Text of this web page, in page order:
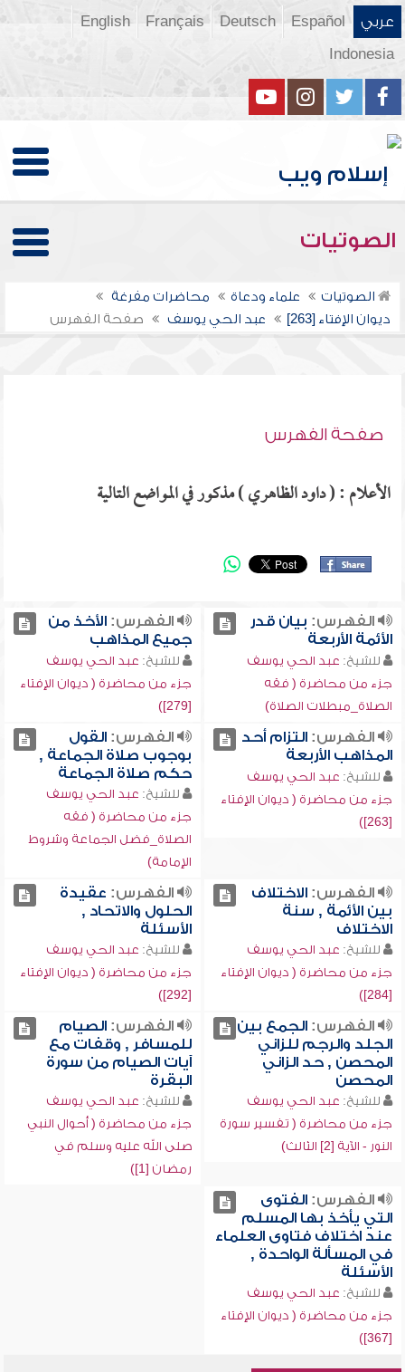
عربي Español
Deutsch
Français
English
Indonesia
الصوتيات
الصوتيات علماء ودعاة
محاضرات مفرغة
ديوان الإفتاء [263]
عبد الحي يوسف صفحة الفهرس
صفحة الفهرس
الأعلام : ( داود الظاهري ) مذكور في المواضع التالية
الفهرس: بيان قدر
الأئمة الأربعة
للشيخ: عبد الحي يوسف
جزء من محاضرة ( فقه
الصلاة_مبطلات الصلاة)
الفهرس:الأخذ من
جميع المذاهب
للشيخ: عبد الحي يوسف
جزء من محاضرة ( ديوان الإفتاء
[279])
الفهرس:التزام أحد
المذاهب الأربعة
للشيخ: عبد الحي يوسف
جزء من محاضرة ( ديوان الإفتاء
[263])
الفهرس:القول
بوجوب صلاة الجماعة ,
حكم صلاة الجماعة
للشيخ: عبد الحي يوسف
جزء من محاضرة ( فقه
الصلاة_فضل الجماعة وشروط
الإمامة)
الفهرس:الاختلاف
بين الأئمة , سنة
الاختلاف
للشيخ: عبد الحي يوسف
جزء من محاضرة ( ديوان الإفتاء
[284])
الفهرس: عقيدة
الحلول والاتحاد ,
الأسئلة
للشيخ: عبد الحي يوسف
جزء من محاضرة ( ديوان الإفتاء
[292])
الفهرس:الجمع بين
الجلد والرجم للزاني
المحصن , حد الزاني
المحصن
للشيخ: عبد الحي يوسف
جزء من محاضرة ( تفسير سورة
النور - الآية [2] الثالث)
الفهرس:الصيام
للمسافر , وقفات مع
آيات الصيام من سورة
البقرة
للشيخ: عبد الحي يوسف
جزء من محاضرة ( أحوال النبي
صلى الله عليه وسلم في
رمضان [1])
الفهرس:الفتوى
التي يأخذ بها المسلم
عند اختلاف فتاوى العلماء
في المسألة الواحدة ,
الأسئلة
للشيخ: عبد الحي يوسف
جزء من محاضرة ( ديوان الإفتاء
[367])